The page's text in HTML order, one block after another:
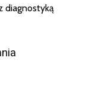
diagnostyką